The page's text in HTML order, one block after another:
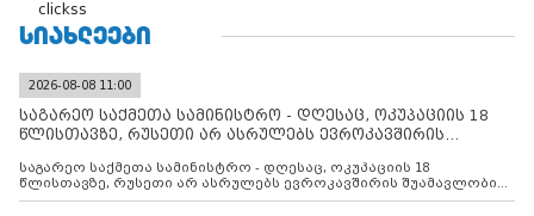
clickss
ᲡᲘᲐᲮᲚᲔᲔᲑᲘ
2026-08-08 11:00
საგარეო საქმეთა სამინისტრო - დღესაც, ოკუპაციის 18
წლისთავზე, რუსეთი არ ასრულებს ევროკავშირის
საგარეო საქმეთა სამინისტრო - დღესაც, ოკუპაციის 18
წლისთავზე, რუსეთი არ ასრულებს ევროკავშირის შუამავლობით
დადებულ 2008 წლის 12 აგვისტოს ცეცხლის შეწყვეტის